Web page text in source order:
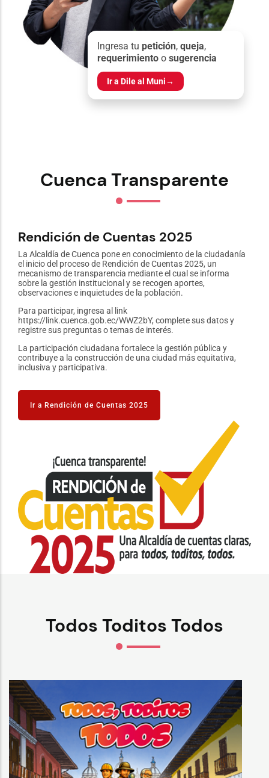
Ingresa tu petición, queja,
requerimiento o sugerencia
Ir a Dile al Muni→
Cuenca Transparente
Rendición de Cuentas 2025
La Alcaldía de Cuenca pone en conocimiento de la ciudadanía
el inicio del proceso de Rendición de Cuentas 2025, un
mecanismo de transparencia mediante el cual se informa
sobre la gestión institucional y se recogen aportes,
observaciones e inquietudes de la población.
Para participar, ingresa al link
https://link.cuenca.gob.ec/WWZ2bY, complete sus datos y
registre sus preguntas o temas de interés.
La participación ciudadana fortalece la gestión pública y
contribuye a la construcción de una ciudad más equitativa,
inclusiva y participativa.
Ir a Rendición de Cuentas 2025
Todos Toditos Todos